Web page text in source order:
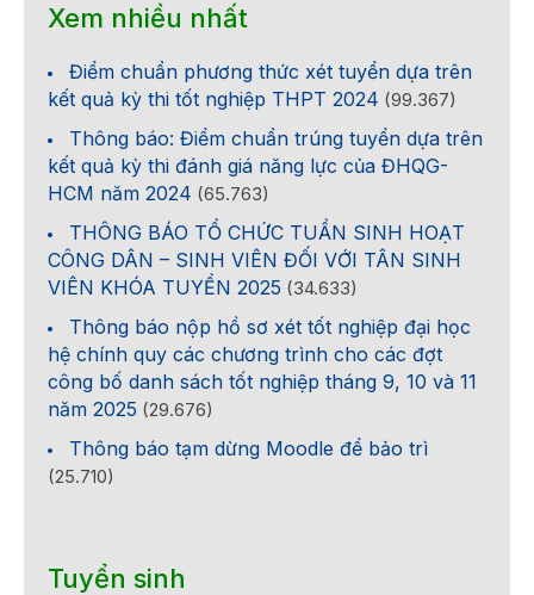
Xem nhiều nhất
Điểm chuẩn phương thức xét tuyển dựa trên
kết quả kỳ thi tốt nghiệp THPT 2024 (99.367)
Thông báo: Điểm chuẩn trúng tuyển dựa trên
kết quả kỳ thi đánh giá năng lực của ĐHQG-
HCM năm 2024 (65.763)
THÔNG BÁO TỔ CHỨC TUẦN SINH HOẠT
CÔNG DÂN – SINH VIÊN ĐỐI VỚI TÂN SINH
VIÊN KHÓA TUYỂN 2025 (34.633)
Thông báo nộp hồ sơ xét tốt nghiệp đại học
hệ chính quy các chương trình cho các đợt
công bố danh sách tốt nghiệp tháng 9, 10 và 11
năm 2025 (29.676)
Thông báo tạm dừng Moodle để bảo trì
(25.710)
Tuyển sinh